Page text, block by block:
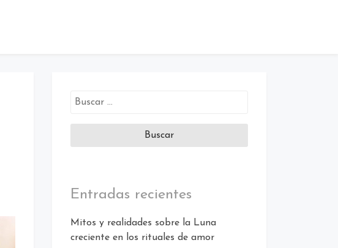
Buscar:
Entradas recientes
Mitos y realidades sobre la Luna
creciente en los rituales de amor